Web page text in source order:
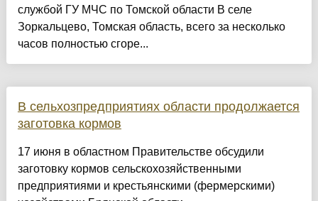
службой ГУ МЧС по Томской области В селе
Зоркальцево, Томская область, всего за несколько
часов полностью сгоре...
В сельхозпредприятиях области продолжается
заготовка кормов
17 июня в областном Правительстве обсудили
заготовку кормов сельскохозяйственными
предприятиями и крестьянскими (фермерскими)